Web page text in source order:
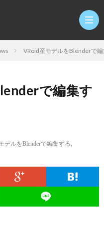
VRoid産モデルをBlenderで
で編集す
デルをBlenderで編集する